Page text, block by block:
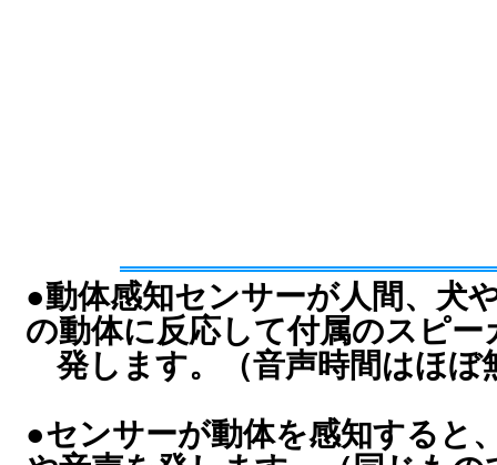
●動体感知センサーが人間、犬
の動体に反応して付属のスピ
発します。（音声時間はほぼ
●センサーが動体を感知すると